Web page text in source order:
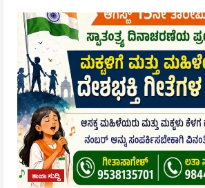
ತಾಜಾ ಸುದ್ದಿ